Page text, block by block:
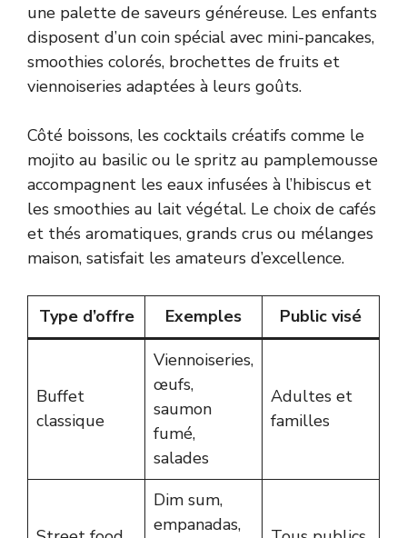
une palette de saveurs généreuse. Les enfants
disposent d’un coin spécial avec mini-pancakes,
smoothies colorés, brochettes de fruits et
viennoiseries adaptées à leurs goûts.
Côté boissons, les cocktails créatifs comme le
mojito au basilic ou le spritz au pamplemousse
accompagnent les eaux infusées à l’hibiscus et
les smoothies au lait végétal. Le choix de cafés
et thés aromatiques, grands crus ou mélanges
maison, satisfait les amateurs d’excellence.
Type d’offre Exemples Public visé
Buffet
classique
Viennoiseries,
œufs,
saumon
fumé,
salades
Adultes et
familles
Dim sum,
empanadas,